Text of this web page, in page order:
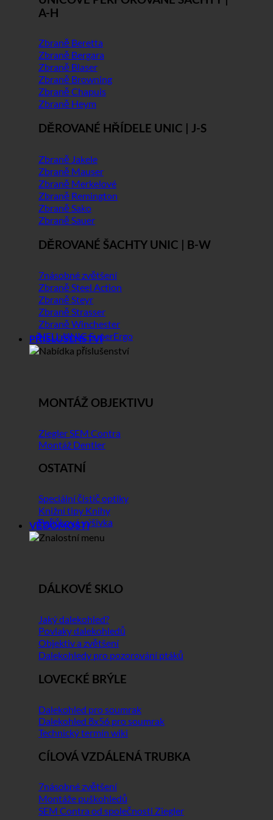
A-H
Zbraně Beretta
Zbraně Bergara
Zbraně Blaser
Zbraně Browning
Zbraně Chapuis
Zbraně Heym
DĚROVANÉ HŘÍDELE UNIC | J-S
Zbraně Jakele
Zbraně Mauser
Zbraně Merkelové
Zbraně Remington
Zbraně Sako
Zbraně Sauer
DĚROVANÉ ŠACHTY UNIC | B-W
7násobné zvětšení
Zbraně Steel Action
Zbraně Steyr
Zbraně Strasser
Zbraně Winchester
NEU: UNIC SuperErgo
PŘÍSLUŠENSTVÍ
MONTÁŽ OBJEKTIVU
Ziegler SEM Contra
Montáž Dentler
OSTATNÍ
Speciální čistič optiky
Knižní tipy Knihy
Peříčková výšivka
VĚDOMOSTI
DÁLKOVÉ SKLO
Jaký dalekohled?
Povlaky dalekohledů
Objektiv a zvětšení
Dalekohledy pro pozorování ptáků
LOVECKÉ BRÝLE
Dalekohled pro soumrak
Dalekohled 8x56 pro soumrak
Technický termín wiki
CÍLOVÁ VZDÁLENÁ TRUBKA
7násobné zvětšení
Montáže puškohledů
SEM Contra od společnosti Ziegler